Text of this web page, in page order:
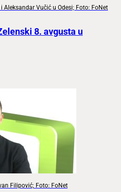
Aleksandar Vučić u Odesi; Foto: FoNet
8. avgusta u
Filipović; Foto: FoNet